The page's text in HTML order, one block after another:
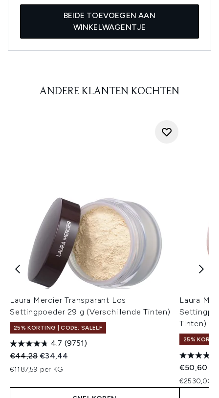
BEIDE TOEVOEGEN AAN
WINKELWAGENTJE
ANDERE KLANTEN KOCHTEN
Laura Mercier Transparant Los
Settingpoeder 29 g (Verschillende Tinten)
25% KORTING | CODE: SALELF
4.7 (9751)
Recommended Retail Price:
€44,28Huidige prijs:
€34,44
€1187,59 per KG
Laura
Tinten)
25%
€50,60
€2530,00